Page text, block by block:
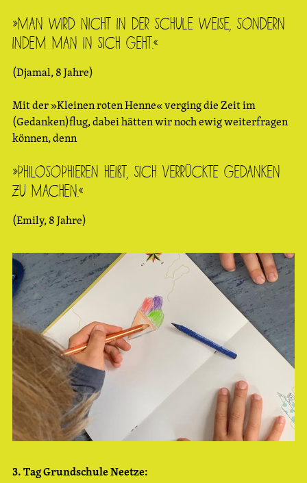
»Man wird nicht in der Schule weise, sondern
indem man in sich geht.«
(Djamal, 8 Jahre)
Mit der »Kleinen roten Henne« verging die Zeit im
(Gedanken)flug, dabei hätten wir noch ewig weiterfragen
können, denn
»Philosophieren heißt, sich verrückte Gedanken
zu machen.«
(Emily, 8 Jahre)
3. Tag Grundschule Neetze: